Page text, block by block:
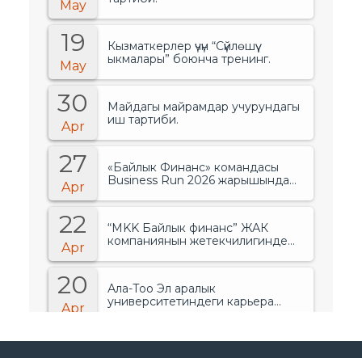
May
19
May
Кызматкерлер үчүн “Сүйлөшүү
ыкмалары” боюнча тренинг.
30
Apr
Майдагы майрамдар учурундагы
иш тартиби.
27
Apr
«Байлык Финанс» командасы
Business Run 2026 жарышында
уюмдардын арасында биринчи
22
Apr
“MKK Байлык финанс” ЖАК
компаниянын жетекчилигинде
20
Apr
Ала-Тоо Эл аралык
университетиндеги карьера
15